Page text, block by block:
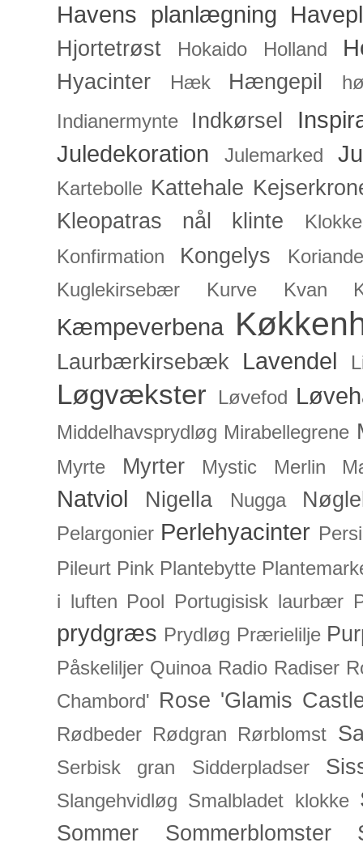
Havens planlægning
Hjortetrøst Hokaido Holland
Hyacinter Hæk Hængepil
Indianermynte
Indkørsel
Juledekoration
Julemarked
Kartebolle Kattehale
Kleopatras nål
klinte
Konfirmation
Kongelys
Kuglekirsebær
Kurve Kvan
Kæmpeverbena
Laurbærkirsebæk Lavendel
Løgvækster Løvefod
Middelhavsprydløg Mirabellegrene
Myrte Myrter Mystic Merlin
Natviol Nigella Nugga
Pelargonier Perlehyacinter
Pileurt Pink Plantebytte
i luften
Pool Portugisisk laurbær
prydgræs Prydløg Prærielilje
Påskeliljer Quinoa Radio Radiser
Chambord' Rose 'Glamis
Rødbeder Rødgran Rørblomst
Serbisk gran Sidderpladser
Slangehvidløg Smalbladet klokke
Sommer Sommerblomster